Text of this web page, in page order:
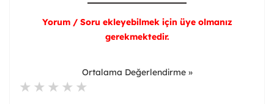
Yorum / Soru ekleyebilmek için üye olmanız
gerekmektedir.
Ortalama Değerlendirme »